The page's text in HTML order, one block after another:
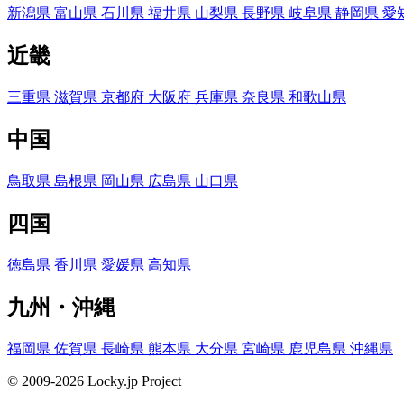
新潟県 富山県 石川県 福井県 山梨県 長野県 岐阜県 静岡県 愛
近畿
三重県 滋賀県 京都府 大阪府 兵庫県 奈良県 和歌山県
中国
鳥取県 島根県 岡山県 広島県 山口県
四国
徳島県 香川県 愛媛県 高知県
九州・沖縄
福岡県 佐賀県 長崎県 熊本県 大分県 宮崎県 鹿児島県 沖縄県
© 2009-2026 Locky.jp Project